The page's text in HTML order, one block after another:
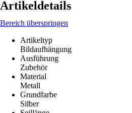
Artikeldetails
Bereich überspringen
Artikeltyp
Bildaufhängung
Ausführung
Zubehör
Material
Metall
Grundfarbe
Silber